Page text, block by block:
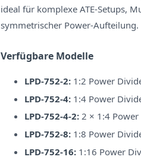
ideal für komplexe ATE-Setups,
symmetrischer Power-Aufteilung.
Verfügbare Modelle
LPD-752-2: 1:2 Power
LPD-752-4: 1:4 Power
LPD-752-4-2: 2 × 1:4
LPD-752-8: 1:8 Power
LPD-752-16: 1:16 Power